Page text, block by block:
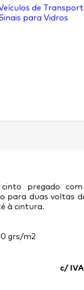
de
para Vidros
pregado com
para duas voltas
à cintura.
grs/m2
c/